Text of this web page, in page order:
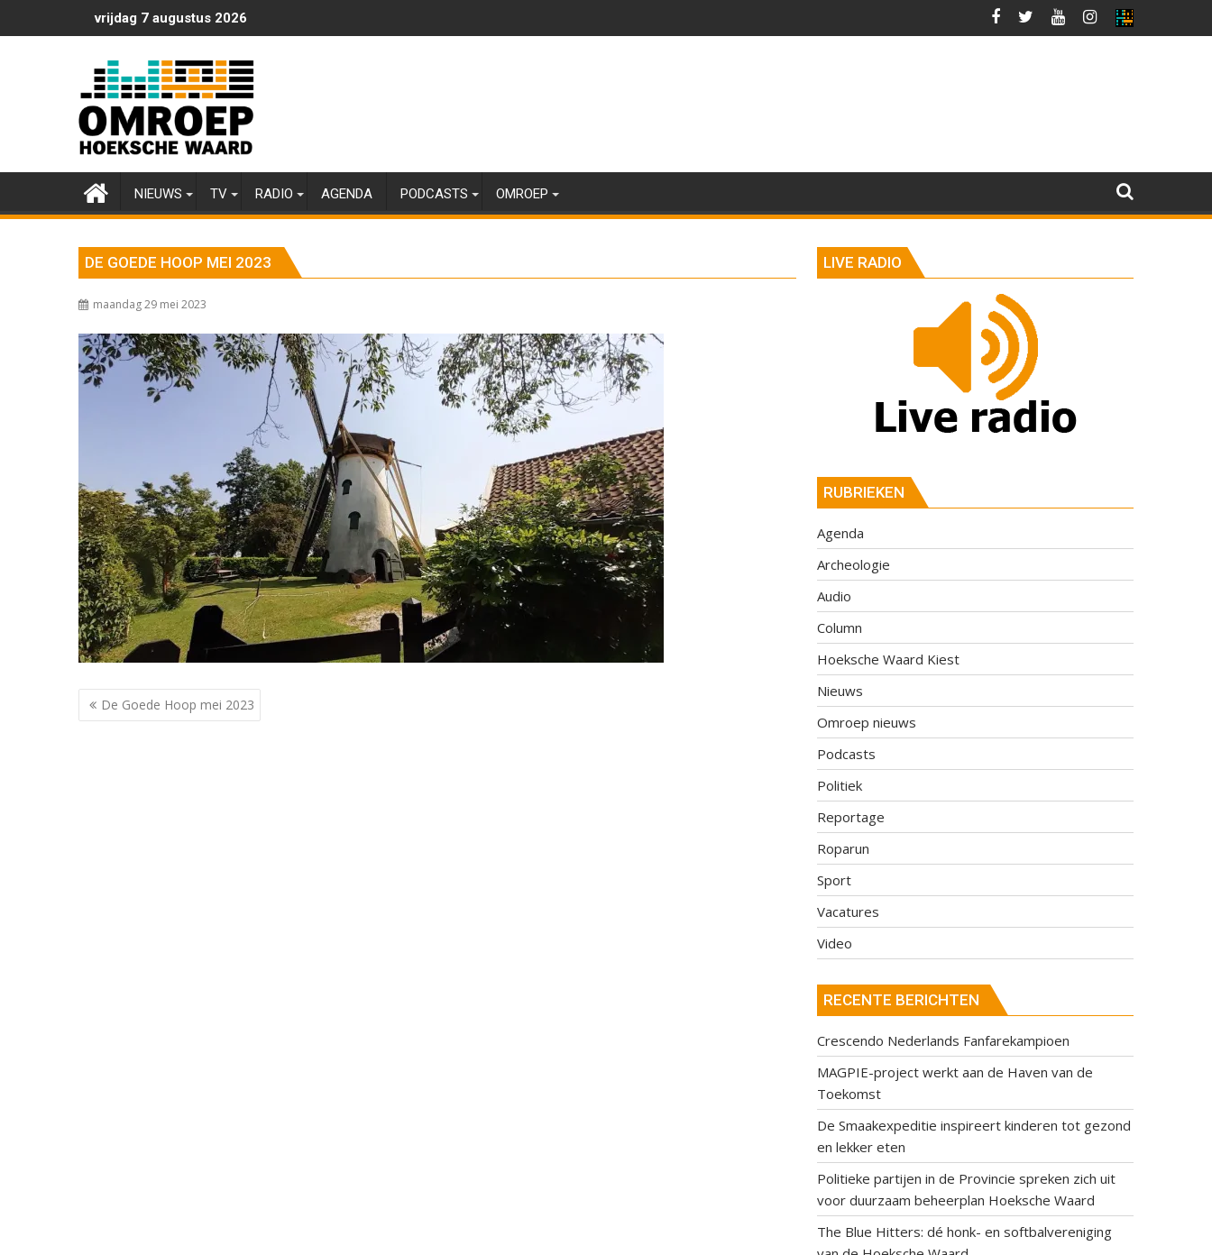
naar
vrijdag 7 augustus 2026
NIEUWS TV RADIO AGENDA PODCASTS OMROEP
DE GOEDE HOOP MEI 2023
maandag 29 mei 2023
Berichtnavigatie
De Goede Hoop mei 2023
LIVE RADIO
RUBRIEKEN
Agenda
Archeologie
Audio
Column
Hoeksche Waard Kiest
Nieuws
Omroep nieuws
Podcasts
Politiek
Reportage
Roparun
Sport
Vacatures
Video
RECENTE BERICHTEN
Crescendo Nederlands Fanfarekampioen
MAGPIE-project werkt aan de Haven van de
Toekomst
De Smaakexpeditie inspireert kinderen tot gezond
en lekker eten
Politieke partijen in de Provincie spreken zich uit
voor duurzaam beheerplan Hoeksche Waard
The Blue Hitters: dé honk- en softbalvereniging